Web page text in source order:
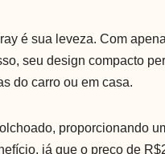
é sua leveza. Com
seu design compacto
do carro ou em casa.
proporcionando
já que o preço de